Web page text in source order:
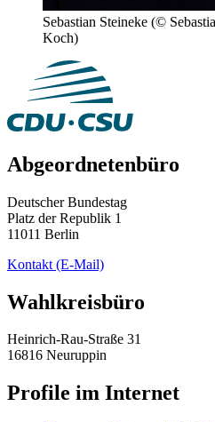
Sebastian Steineke (©
Koch)
Abgeordnetenbüro
Deutscher Bundestag
Platz der Republik 1
11011 Berlin
Kontakt (E-Mail)
Wahlkreisbüro
Heinrich-Rau-Straße 31
16816 Neuruppin
Profile im Internet